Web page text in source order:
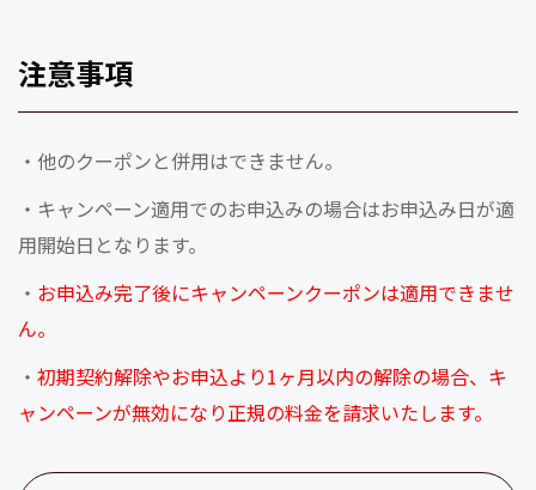
注意事項
・他のクーポンと併用はできません。
・キャンペーン適用でのお申込みの場合はお申込み日が適
用開始日となります。
・ お申込み完了後にキャンペーンクーポンは適用できませ
ん。
・ 初期契約解除やお申込より1ヶ月以内の解除の場合、キ
ャンペーンが無効になり正規の料金を請求いたします。